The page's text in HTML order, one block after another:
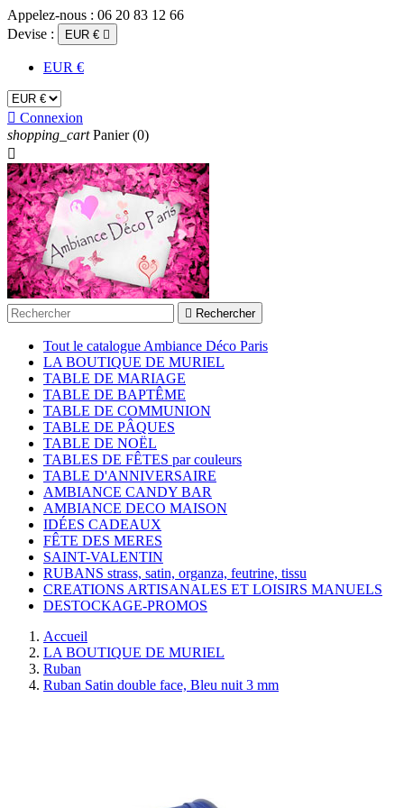
Appelez-nous : 06 20 83 12 66
Devise :
EUR € 
EUR €
 Connexion
shopping_cart Panier (0)

 Rechercher
Tout le catalogue Ambiance Déco Paris
LA BOUTIQUE DE MURIEL
TABLE DE MARIAGE
TABLE DE BAPTÊME
TABLE DE COMMUNION
TABLE DE PÂQUES
TABLE DE NOËL
TABLES DE FÊTES par couleurs
TABLE D'ANNIVERSAIRE
AMBIANCE CANDY BAR
AMBIANCE DECO MAISON
IDÉES CADEAUX
FÊTE DES MERES
SAINT-VALENTIN
RUBANS strass, satin, organza, feutrine, tissu
CREATIONS ARTISANALES ET LOISIRS MANUELS
DESTOCKAGE-PROMOS
Accueil
LA BOUTIQUE DE MURIEL
Ruban
Ruban Satin double face, Bleu nuit 3 mm